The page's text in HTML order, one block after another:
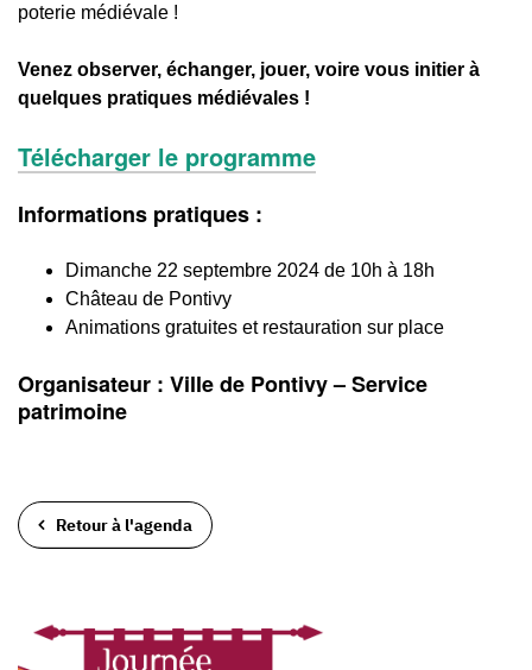
poterie médiévale !
Venez observer, échanger, jouer, voire vous initier à
quelques pratiques médiévales !
Télécharger le programme
Informations pratiques :
Dimanche 22 septembre 2024 de 10h à 18h
Château de Pontivy
Animations gratuites et restauration sur place
Organisateur : Ville de Pontivy – Service
patrimoine
Retour à l'agenda